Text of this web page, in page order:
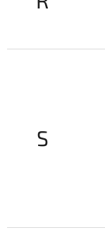
S